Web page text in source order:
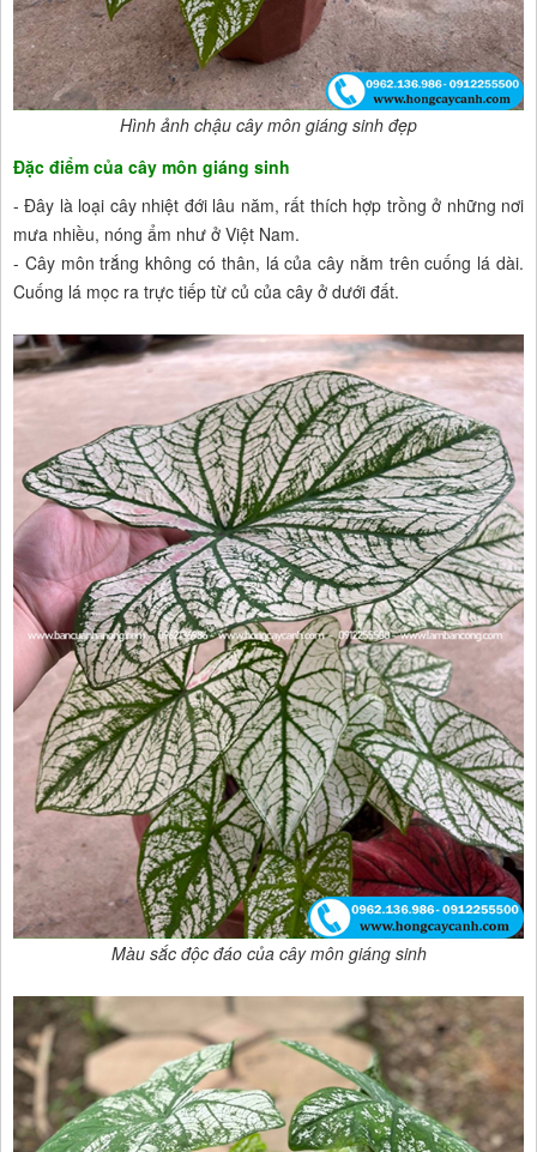
Hình ảnh chậu cây môn giáng sinh đẹp
Đặc điểm của cây môn giáng sinh
- Đây là loại cây nhiệt đới lâu năm, rất thích hợp trồng ở những nơi
mưa nhiều, nóng ẩm như ở Việt Nam.
- Cây môn trắng không có thân, lá của cây nằm trên cuống lá dài.
Cuống lá mọc ra trực tiếp từ củ của cây ở dưới đất.
Màu sắc độc đáo của cây môn giáng sinh